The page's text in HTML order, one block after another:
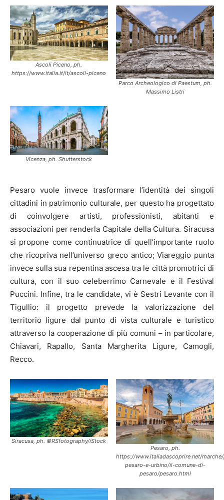
Ascoli Piceno, ph.
https://www.italia.it/it/ascoli-piceno
Parco Archeologico di Paestum, ph.
Massimo Listri
Vicenza, ph. Shutterstock
Pesaro vuole invece trasformare l’identità dei singoli
cittadini in patrimonio culturale, per questo ha progettato
di coinvolgere artisti, professionisti, abitanti e
associazioni per renderla Capitale della Cultura. Siracusa
si propone come continuatrice di quell’importante ruolo
che ricopriva nell’universo greco antico; Viareggio punta
invece sulla sua repentina ascesa tra le città promotrici di
cultura, con il suo celeberrimo Carnevale e il Festival
Puccini. Infine, tra le candidate, vi è Sestri Levante con il
Tigullio: il progetto prevede la valorizzazione del
territorio ligure dal punto di vista culturale e turistico
attraverso la cooperazione di più comuni – in particolare,
Chiavari, Rapallo, Santa Margherita Ligure, Camogli,
Recco.
Siracusa, ph. ©RSfotography/iStock
Pesaro, ph.
https://www.italiadascoprire.net/
pesaro-e-urbino/il-comune-di-
pesaro/pesaro.html